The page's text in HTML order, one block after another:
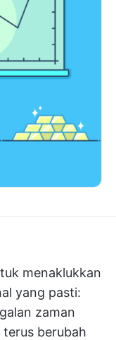
menaklukkan
yang pasti:
zaman
berubah